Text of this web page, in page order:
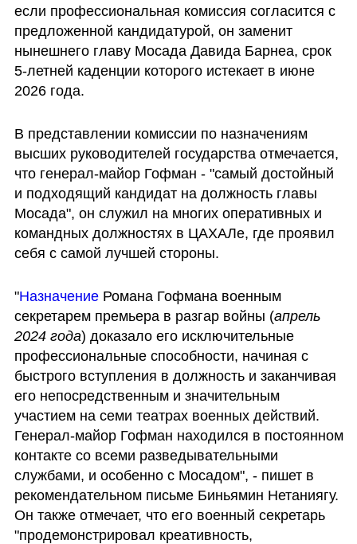
если профессиональная комиссия согласится с
предложенной кандидатурой, он заменит
нынешнего главу Мосада Давида Барнеа, срок
5-летней каденции которого истекает в июне
2026 года.
В представлении комиссии по назначениям
высших руководителей государства отмечается,
что генерал-майор Гофман - "самый достойный
и подходящий кандидат на должность главы
Мосада", он служил на многих оперативных и
командных должностях в ЦАХАЛе, где проявил
себя с самой лучшей стороны.
"Назначение Романа Гофмана военным
секретарем премьера в разгар войны (апрель
2024 года) доказало его исключительные
профессиональные способности, начиная с
быстрого вступления в должность и заканчивая
его непосредственным и значительным
участием на семи театрах военных действий.
Генерал-майор Гофман находился в постоянном
контакте со всеми разведывательными
службами, и особенно с Мосадом", - пишет в
рекомендательном письме Биньямин Нетаниягу.
Он также отмечает, что его военный секретарь
"продемонстрировал креативность,